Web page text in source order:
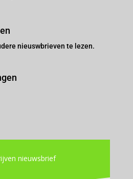
nieuswbrieven te lezen.
nieuwsbrief